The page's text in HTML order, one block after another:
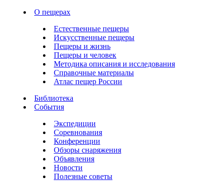
О пещерах
Естественные пещеры
Искусственные пещеры
Пещеры и жизнь
Пещеры и человек
Методика описания и исследования
Справочные материалы
Атлас пещер России
Библиотека
События
Экспедиции
Соревнования
Конференции
Обзоры снаряжения
Объявления
Новости
Полезные советы